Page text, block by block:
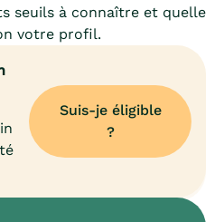
seuils à connaître et quelle
votre profil.
Suis-je éligible
?